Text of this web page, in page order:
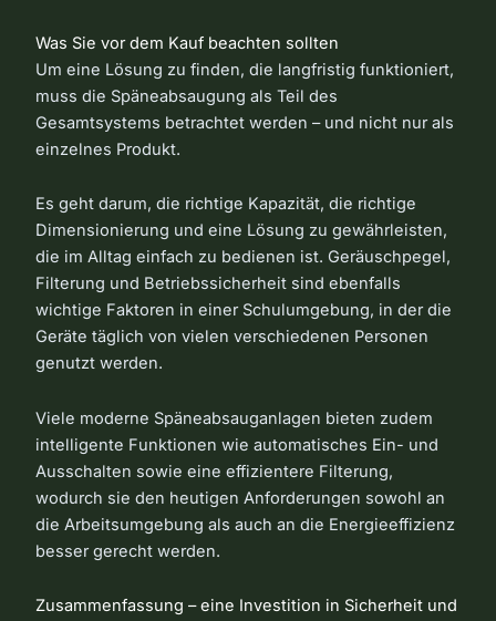
Was Sie vor dem Kauf beachten sollten
Um eine Lösung zu finden, die langfristig funktioniert,
muss die Späneabsaugung als Teil des
Gesamtsystems betrachtet werden – und nicht nur als
einzelnes Produkt.
Es geht darum, die richtige Kapazität, die richtige
Dimensionierung und eine Lösung zu gewährleisten,
die im Alltag einfach zu bedienen ist. Geräuschpegel,
Filterung und Betriebssicherheit sind ebenfalls
wichtige Faktoren in einer Schulumgebung, in der die
Geräte täglich von vielen verschiedenen Personen
genutzt werden.
Viele moderne Späneabsauganlagen bieten zudem
intelligente Funktionen wie automatisches Ein- und
Ausschalten sowie eine effizientere Filterung,
wodurch sie den heutigen Anforderungen sowohl an
die Arbeitsumgebung als auch an die Energieeffizienz
besser gerecht werden.
Zusammenfassung – eine Investition in Sicherheit und